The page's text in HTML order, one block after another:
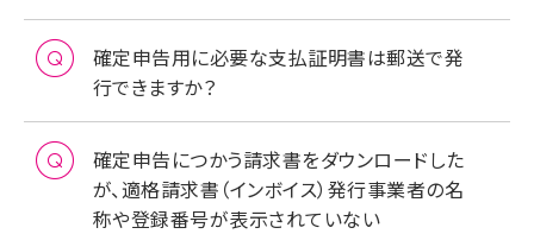
確定申告用に必要な支払証明書は郵送で発
行できますか？
確定申告につかう請求書をダウンロードした
が、適格請求書（インボイス）発行事業者の名
称や登録番号が表示されていない